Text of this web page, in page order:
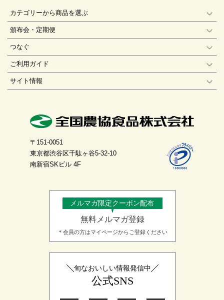
カテゴリーから商品を選ぶ
頒布会・定期便
つなぐ
ご利用ガイド
サイト情報
〒151-0051
東京都渋谷区千駄ヶ谷5-32-10
南新宿SKビル 4F
メルマガ限定クーポン配布
無料メルマガ登録
＊会員の方はマイページからご登録ください
旬なおいしい情報発信中
公式SNS